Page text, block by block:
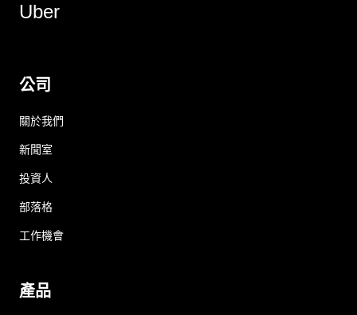
Uber
公司
關於我們
新聞室
投資人
部落格
工作機會
產品